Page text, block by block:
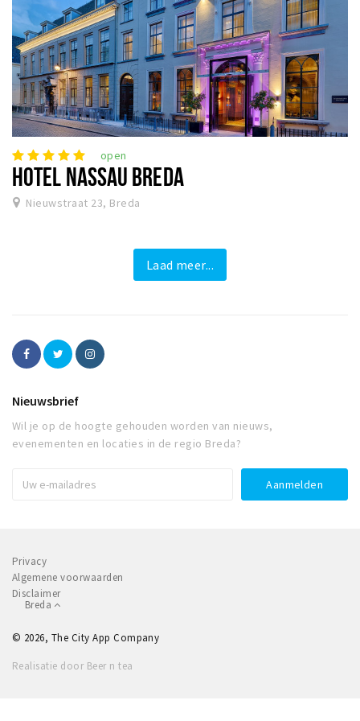
open
HOTEL NASSAU BREDA
Nieuwstraat 23, Breda
Laad meer...
Nieuwsbrief
Wil je op de hoogte gehouden worden van nieuws,
evenementen en locaties in de regio Breda?
Privacy
Algemene voorwaarden
Disclaimer
Breda
© 2026, The City App Company
Realisatie door Beer n tea